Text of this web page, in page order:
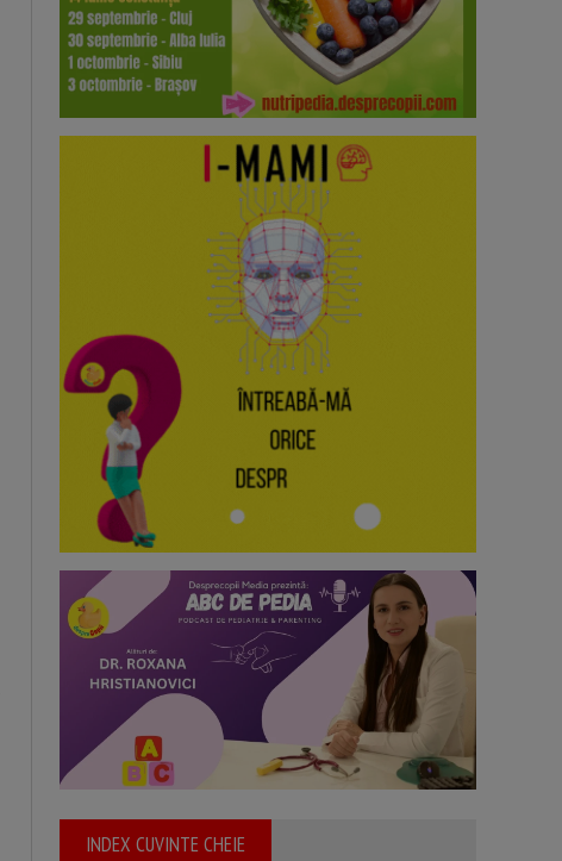
INDEX CUVINTE CHEIE